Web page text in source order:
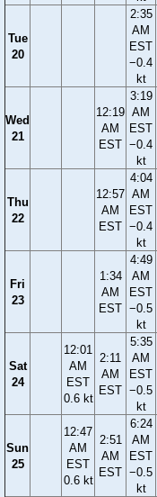
Tue
20
2:35
AM
EST
−0.4
kt
Wed
21
12:19
AM
EST
3:19
AM
EST
−0.4
kt
Thu
22
12:57
AM
EST
4:04
AM
EST
−0.4
kt
Fri
23
1:34
AM
EST
4:49
AM
EST
−0.5
kt
Sat
24
12:01
AM
EST
0.6 kt
2:11
AM
EST
5:35
AM
EST
−0.5
kt
Sun
25
12:47
AM
EST
0.6 kt
2:51
AM
EST
6:24
AM
EST
−0.5
kt